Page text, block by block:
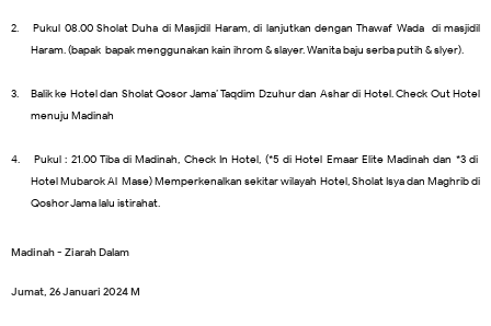
2.
Pukul 08.00 Sholat Duha di Masjidil Haram, di lanjutkan dengan Thawaf Wada di masjidil
Haram. (bapak-bapak menggunakan kain ihrom & slayer. Wanita baju serba putih & slyer).
3.
Balik ke Hotel dan Sholat Qosor Jama’ Taqdim Dzuhur dan Ashar di Hotel. Check Out Hotel
menuju Madinah
4.
Pukul : 21.00 Tiba di Madinah, Check In Hotel, (*5 di Hotel Emaar Elite Madinah dan *3 di
Hotel Mubarok Al-Mase) Memperkenalkan sekitar wilayah Hotel, Sholat Isya dan Maghrib di
Qoshor Jama lalu istirahat.
Madinah - Ziarah Dalam
Jumat, 26 Januari 2024 M